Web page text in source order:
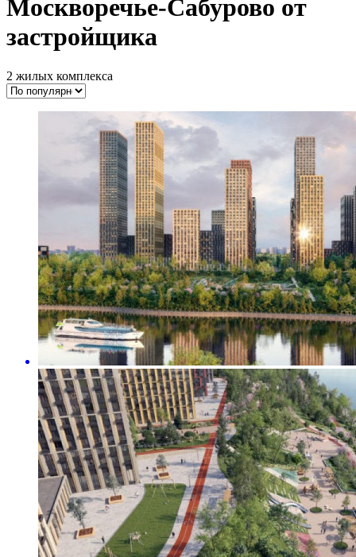
Москворечье-Сабурово от
застройщика
2 жилых комплекса